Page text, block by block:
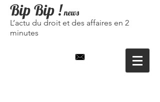
Bip Bip ! news
L’actu du droit et des affaires en 2
minutes